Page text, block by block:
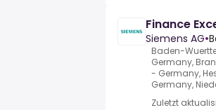
Finance
Siemens AG•
Baden-
Germany,
- Germany,
Germany,
Zuletzt